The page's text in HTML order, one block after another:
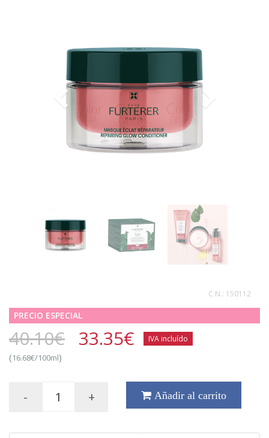
C.N.: 150112
PRECIO ESPECIAL
40.10€ 33.35€ IVA incluído
(16.68€/100ml)
- + Añadir al carrito